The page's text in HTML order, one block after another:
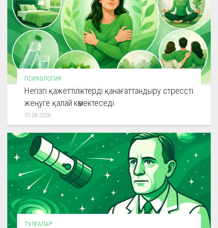
ПСИХОЛОГИЯ
Негізгі қажеттіліктерді қанағаттандыру стрессті
жеңуге қалай көмектеседі
05.08.2026
ТҰЛҒАЛАР